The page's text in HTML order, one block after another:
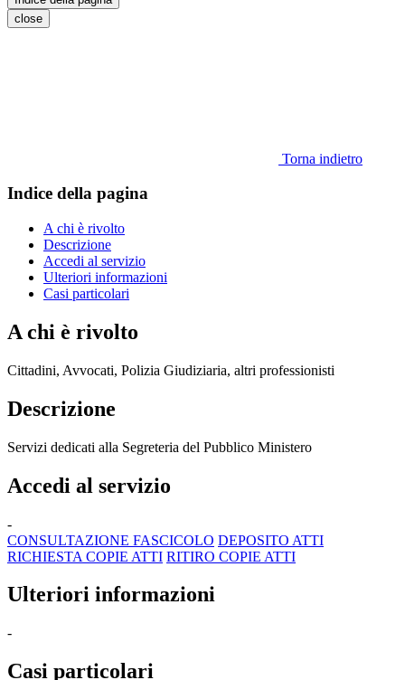
close
Torna indietro
Indice della pagina
A chi è rivolto
Descrizione
Accedi al servizio
Ulteriori informazioni
Casi particolari
A chi è rivolto
Cittadini, Avvocati, Polizia Giudiziaria, altri professionisti
Descrizione
Servizi dedicati alla Segreteria del Pubblico Ministero
Accedi al servizio
-
CONSULTAZIONE FASCICOLO DEPOSITO ATTI
RICHIESTA COPIE ATTI RITIRO COPIE ATTI
Ulteriori informazioni
-
Casi particolari